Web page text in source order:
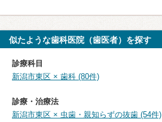
似たような歯科医院（歯医者）を探す
診療科目
新潟市東区 × 歯科 (80件)
診療・治療法
新潟市東区 × 虫歯・親知らずの抜歯 (54件)